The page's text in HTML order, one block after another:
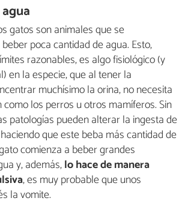
gatos son animales que se
poca cantidad de agua. Esto,
razonables, es algo fisiológico (y
en la especie, que al tener la
muchísimo la orina, no necesita
los perros u otros mamíferos. Sin
patologías pueden alterar la ingesta de
que este beba más cantidad de
comienza a beber grandes
y, además,lo hace de manera
, es muy probable que unos
la vomite.